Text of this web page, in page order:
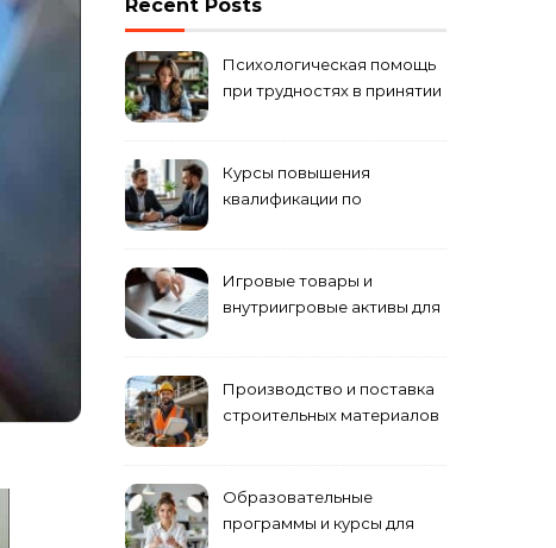
Recent Posts
Психологическая помощь
при трудностях в принятии
Курсы повышения
квалификации по
Игровые товары и
внутриигровые активы для
приобретения
Производство и поставка
строительных материалов
Образовательные
программы и курсы для